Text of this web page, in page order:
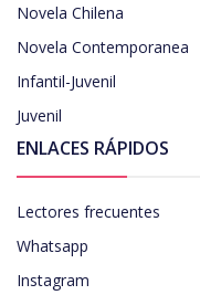
Novela Chilena
Novela Contemporanea
Infantil-Juvenil
Juvenil
ENLACES RÁPIDOS
Lectores frecuentes
Whatsapp
Instagram